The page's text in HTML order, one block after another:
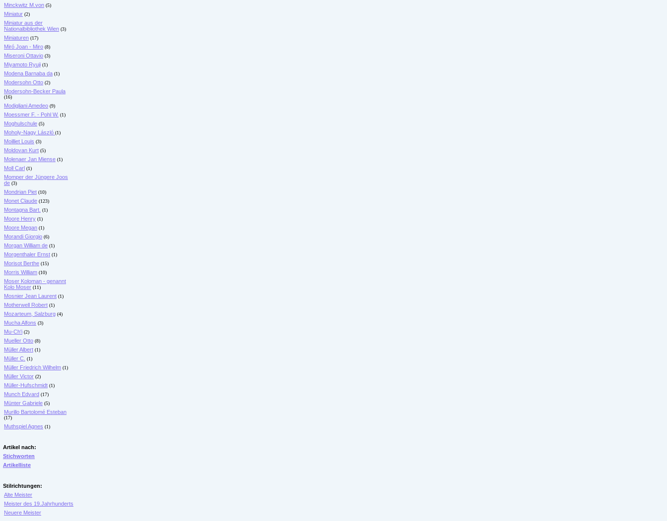
Minckwitz M.von (5)
Miniatur (2)
Miniatur aus der
Nationalbibliothek Wien (3)
Miniaturen (17)
Miró Joan - Miro (8)
Miseroni Ottavio (3)
Miyamoto Ryuji (1)
Modena Barnaba da (1)
Modersohn Otto (2)
Modersohn-Becker Paula
(16)
Modigliani Amedeo (9)
Moessmer F. - Pohl W. (1)
Moghulschule (5)
Moholy-Nagy László (1)
Moilliet Louis (3)
Moldovan Kurt (5)
Molenaer Jan Miense (1)
Moll Carl (1)
Momper der Jüngere Joos
de (3)
Mondrian Piet (10)
Monet Claude (123)
Montagna Bart. (1)
Moore Henry (1)
Moore Megan (1)
Morandi Giorgio (6)
Morgan William de (1)
Morgenthaler Ernst (1)
Morisot Berthe (15)
Morris William (10)
Moser Koloman - genannt
Kolo Moser (11)
Mosnier Jean Laurent (1)
Motherwell Robert (1)
Mozarteum, Salzburg (4)
Mucha Alfons (3)
Mu-Ch'i (2)
Mueller Otto (8)
Müller Albert (1)
Müller C. (1)
Müller Friedrich Wilhelm (1)
Müller Victor (2)
Müller-Hufschmidt (1)
Munch Edvard (17)
Münter Gabriele (5)
Murillo Bartolomé Esteban
(17)
Muthspiel Agnes (1)
Artikel nach:
Stichworten
Artikelliste
Stilrichtungen:
Alte Meister
Meister des 19.Jahrhunderts
Neuere Meister